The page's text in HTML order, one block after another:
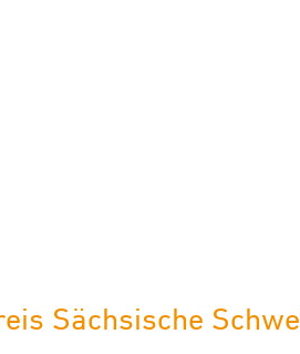
Sächsische